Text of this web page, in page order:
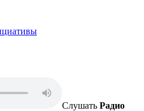
Слушать Радио